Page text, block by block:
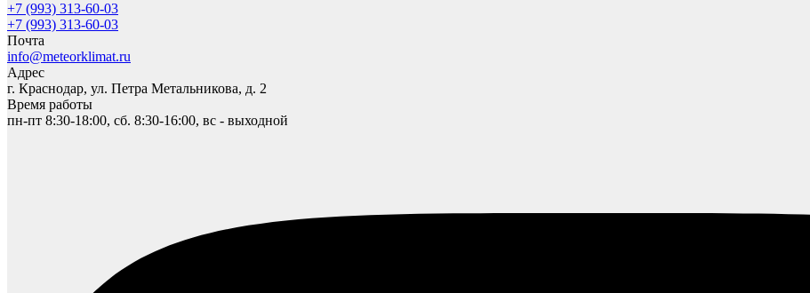
+7 (993) 313-60-03
+7 (993) 313-60-03
Почта
info@meteorklimat.ru
Адрес
г. Краснодар, ул. Петра Метальникова, д. 2
Время работы
пн-пт 8:30-18:00, сб. 8:30-16:00, вс - выходной